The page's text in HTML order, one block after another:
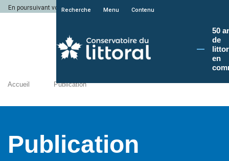
En poursuivant votre navigation sur le site du Conservatoire du littoral, vous
Recherche Menu Contenu
50
de
en
Accueil Publication
Publication